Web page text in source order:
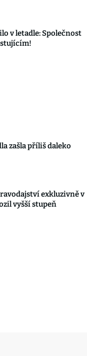
v letadle: Společnost
zašla příliš daleko
exkluzivně v
vyšší stupeň